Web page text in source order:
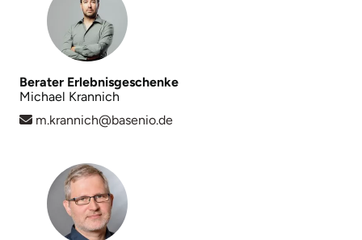
Berater Erlebnisgeschenke
Michael Krannich
m.krannich@basenio.de
Mettingen
Moers
Märkisch-Oderland
Mönchengladbach
München
Münster